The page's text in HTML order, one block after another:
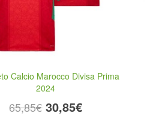
Calcio Marocco Divisa Prima
2024
65,85€ 30,85€